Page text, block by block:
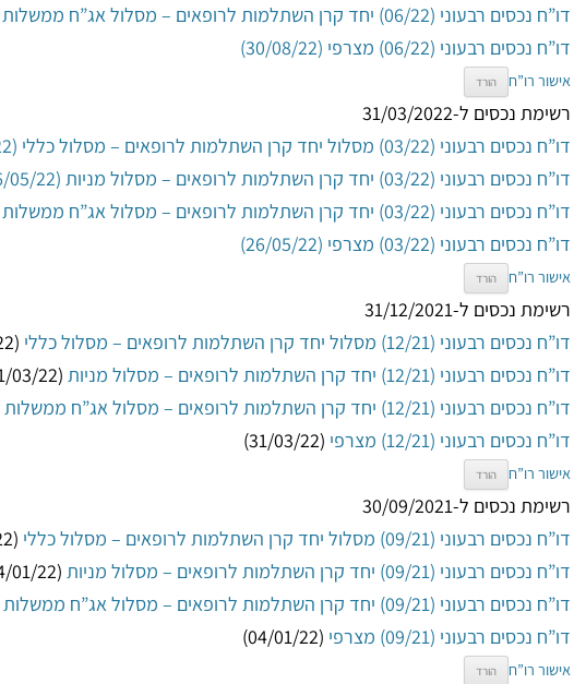
דו”ח נכסים רבעוני (06/22) יחד קרן השתלמות לרופאים – מסלול אג”ח ממשלות (30/08/22)
דו”ח נכסים רבעוני (06/22) מצרפי (30/08/22)
אישור רו”ח הורד
רשימת נכסים ל-31/03/2022
דו”ח נכסים רבעוני (03/22) מסלול יחד קרן השתלמות לרופאים – מסלול כללי (26/05/22)
דו”ח נכסים רבעוני (03/22) יחד קרן השתלמות לרופאים – מסלול מניות (26/05/22)
דו”ח נכסים רבעוני (03/22) יחד קרן השתלמות לרופאים – מסלול אג”ח ממשלות (26/05/22)
דו”ח נכסים רבעוני (03/22) מצרפי (26/05/22)
אישור רו”ח הורד
רשימת נכסים ל-31/12/2021
דו”ח נכסים רבעוני (12/21) מסלול יחד קרן השתלמות לרופאים – מסלול כללי
(31/03/22)
דו”ח נכסים רבעוני (12/21) יחד קרן השתלמות לרופאים – מסלול מניות
(31/03/22)
דו”ח נכסים רבעוני (12/21) יחד קרן השתלמות לרופאים – מסלול אג”ח ממשלות
דו”ח נכסים רבעוני (12/21) מצרפי
(31/03/22)
אישור רו”ח הורד
רשימת נכסים ל-30/09/2021
דו”ח נכסים רבעוני (09/21) מסלול יחד קרן השתלמות לרופאים – מסלול כללי
(04/01/22)
דו”ח נכסים רבעוני (09/21) יחד קרן השתלמות לרופאים – מסלול מניות
(04/01/22)
דו”ח נכסים רבעוני (09/21) יחד קרן השתלמות לרופאים – מסלול אג”ח ממשלות
דו”ח נכסים רבעוני (09/21) מצרפי
(04/01/22)
אישור רו”ח הורד